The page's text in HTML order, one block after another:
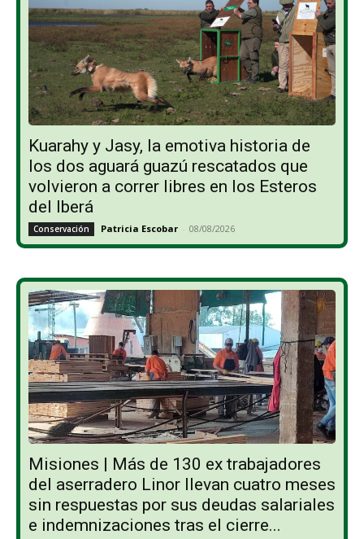
Kuarahy y Jasy, la emotiva historia de
los dos aguará guazú rescatados que
volvieron a correr libres en los Esteros
del Iberá
Conservación Patricia Escobar - 08/08/2026
Misiones | Más de 130 ex trabajadores
del aserradero Linor llevan cuatro meses
sin respuestas por sus deudas salariales
e indemnizaciones tras el cierre...